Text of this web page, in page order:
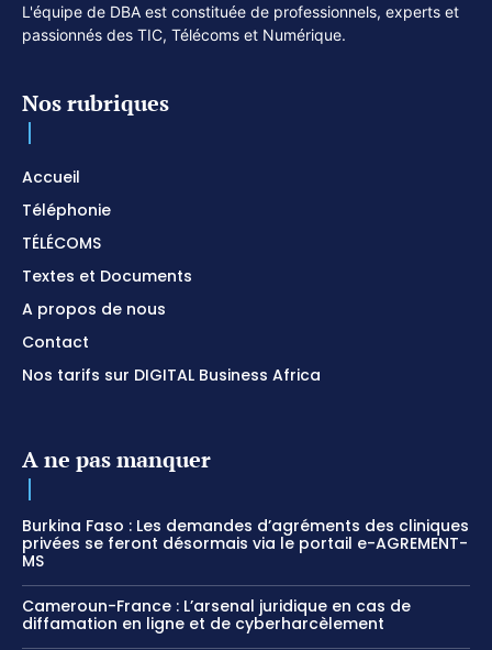
L'équipe de DBA est constituée de professionnels, experts et
passionnés des TIC, Télécoms et Numérique.
Nos rubriques
Accueil
Téléphonie
TÉLÉCOMS
Textes et Documents
A propos de nous
Contact
Nos tarifs sur DIGITAL Business Africa
A ne pas manquer
Burkina Faso : Les demandes d’agréments des cliniques
privées se feront désormais via le portail e-AGREMENT-
MS
Cameroun-France : L’arsenal juridique en cas de
diffamation en ligne et de cyberharcèlement